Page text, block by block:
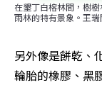
在墾丁白榕林間，樹
雨林的特有景象。王瑞
另外像是餅乾、
輪胎的橡膠、黑